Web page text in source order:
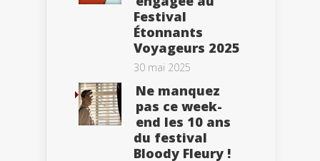
Festival
Étonnants
Voyageurs 2025
30 mai 2025
Ne manquez
pas ce week-
end les 10 ans
du festival
Bloody Fleury !